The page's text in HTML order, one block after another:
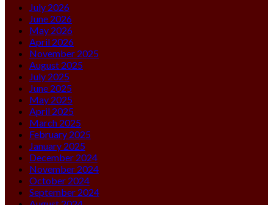
July 2026
June 2026
May 2026
April 2026
November 2025
August 2025
July 2025
June 2025
May 2025
April 2025
March 2025
February 2025
January 2025
December 2024
November 2024
October 2024
September 2024